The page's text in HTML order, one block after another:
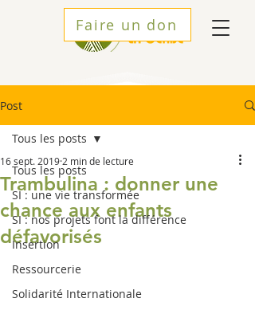
Faire un don
Post
Tous les posts
SI : une vie transformée
SI : nos projets font la différence
Insertion
Ressourcerie
Solidarité Internationale
Tous les posts
Trambulina : donner une
chance aux enfants
défavorisés
16 sept. 2019 2 min de lecture